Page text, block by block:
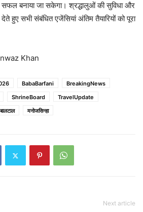
सफल बनाया जा सकेगा। श्रद्धालुओं की सुविधा और
देते हुए सभी संबंधित एजेंसियां अंतिम तैयारियों को पूरा
Khan
BabaBarfani
BreakingNews
ShrineBoard
TravelUpdate
बालटाल मनोजसिन्हा
Next article